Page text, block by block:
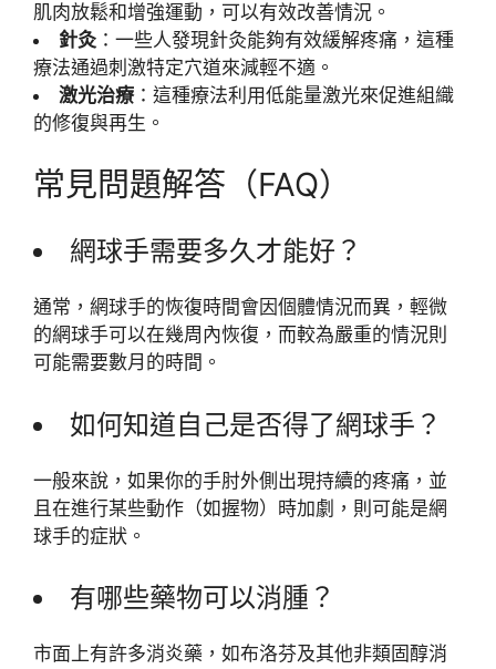
肌肉放鬆和增強運動，可以有效改善情況。
針灸 ：一些人發現針灸能夠有效緩解疼痛，這種
療法通過刺激特定穴道來減輕不適。
激光治療：這種療法利用低能量激光來促進組織
的修復與再生。
常見問題解答（FAQ）
網球手需要多久才能好？
通常，網球手的恢復時間會因個體情況而異，輕微
的網球手可以在幾周內恢復，而較為嚴重的情況則
可能需要數月的時間。
如何知道自己是否得了網球手？
一般來說，如果你的手肘外側出現持續的疼痛，並
且在進行某些動作（如握物）時加劇，則可能是網
球手的症狀。
有哪些藥物可以消腫？
市面上有許多消炎藥，如布洛芬及其他非類固醇消